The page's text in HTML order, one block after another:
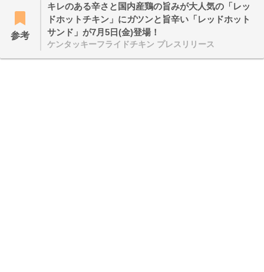
参考
キレのある辛さと国内産鶏の旨みが大人気の「レッ
ドホットチキン」にガツンと旨辛い「レッドホット
サンド」が7月5日(金)登場！
ケンタッキーフライドチキン プレスリリース